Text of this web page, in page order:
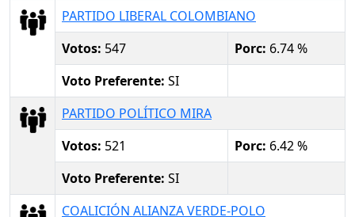
PARTIDO LIBERAL COLOMBIANO
Votos: 547 Porc: 6.74 %
Voto Preferente: SI
PARTIDO POLÍTICO MIRA
Votos: 521 Porc: 6.42 %
Voto Preferente: SI
COALICIÓN ALIANZA VERDE-POLO